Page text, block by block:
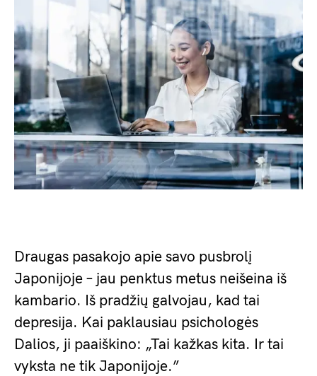
Draugas pasakojo apie savo pusbrolį
Japonijoje – jau penktus metus neišeina iš
kambario. Iš pradžių galvojau, kad tai
depresija. Kai paklausiau psichologės
Dalios, ji paaiškino: „Tai kažkas kita. Ir tai
vyksta ne tik Japonijoje.”